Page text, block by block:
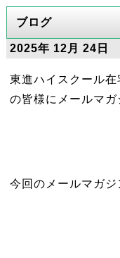
ブログ
2025年 12月 24日
東進ハイスクール
の皆様にメールマガ
今回のメールマガジ